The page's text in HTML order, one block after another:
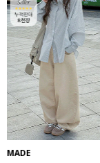
신상 5%
베스트
MADE
세트할인 ~30%
하객룩
MADE